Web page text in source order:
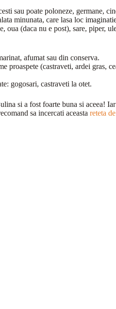
sau poate poloneze, germane,
minunata, care lasa loc
oua (daca nu e post), sare, piper,
afumat sau din conserva.
proaspete (castraveti, ardei gras,
gogosari, castraveti la otet.
si a fost foarte buna si aceea!
sa incercati aceasta reteta